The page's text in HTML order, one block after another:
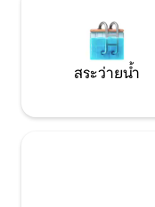
สระว่ายน้ำ